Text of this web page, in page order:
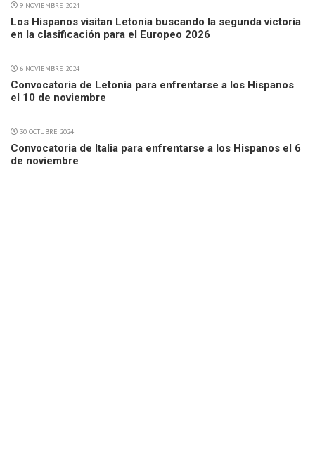
9 NOVIEMBRE 2024
Los Hispanos visitan Letonia buscando la segunda victoria
en la clasificación para el Europeo 2026
6 NOVIEMBRE 2024
Convocatoria de Letonia para enfrentarse a los Hispanos
el 10 de noviembre
30 OCTUBRE 2024
Convocatoria de Italia para enfrentarse a los Hispanos el 6
de noviembre